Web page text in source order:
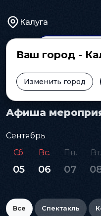
Калуга
Ваш город -
Изменить город
Главная Афиша
Афиша
Сентябрь
Сб.
05
Вс.
06
Пн.
07
Вт.
Все Спектакль